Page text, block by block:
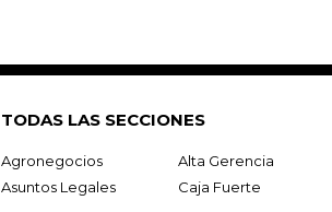
TODAS LAS SECCIONES
Agronegocios Alta Gerencia
Asuntos Legales
Caja Fuerte